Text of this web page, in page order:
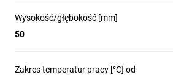
Wysokość/głębokość [mm]
50
Zakres temperatur pracy [°C] od